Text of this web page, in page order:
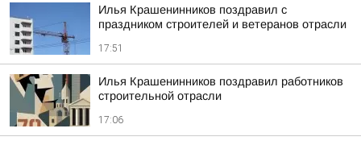
Илья Крашенинников поздравил с
праздником строителей и ветеранов отрасли
17:51
Илья Крашенинников поздравил работников
строительной отрасли
17:06